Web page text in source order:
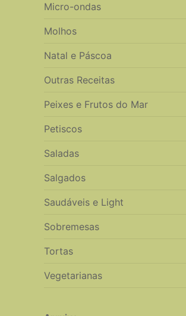
Micro-ondas
Molhos
Natal e Páscoa
Outras Receitas
Peixes e Frutos do Mar
Petiscos
Saladas
Salgados
Saudáveis e Light
Sobremesas
Tortas
Vegetarianas